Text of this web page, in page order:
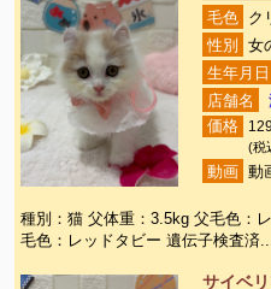
毛色
ク
性別
女
生年月日
店舗名
価格
(税
動画
動
種別：猫 父体重：3.5kg 父毛色：
毛色：レッドタビー 遺伝子検査済
サイベ